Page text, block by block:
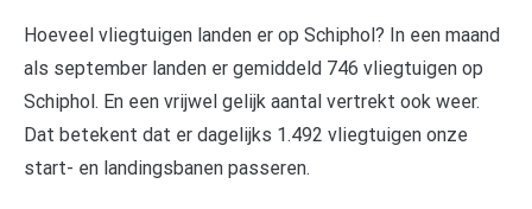
Hoeveel vliegtuigen landen er op Schiphol? In een maand
als september landen er gemiddeld 746 vliegtuigen op
Schiphol. En een vrijwel gelijk aantal vertrekt ook weer.
Dat betekent dat er dagelijks 1.492 vliegtuigen onze
start- en landingsbanen passeren.